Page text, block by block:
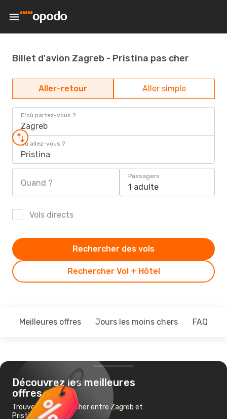
Billet d'avion Zagreb - Pristina pas cher
Aller-retour Aller simple
D'où partez-vous ?
Zagreb
Où allez-vous ?
Pristina
Quand ?
Passagers
1 adulte
Vols directs
Rechercher Vol + Hôtel
Rechercher des vols
Meilleures offres Jours les moins chers FAQ
Découvrez les meilleures
offres
Trouvez un vol pas cher entre Zagreb et
Pristina